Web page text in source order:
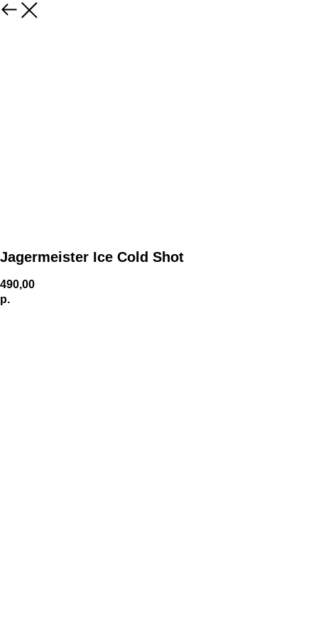
Jagermeister Ice Cold Shot
490,00
р.